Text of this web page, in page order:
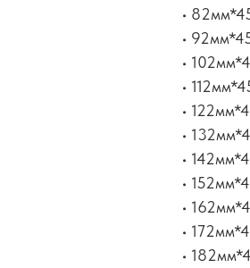
•
•
•
•
•
•
•
•
•
•
•